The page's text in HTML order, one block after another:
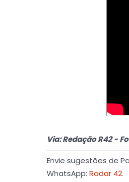
Via: Redação R42 -
Envie sugestões de
WhatsApp: Radar 42.